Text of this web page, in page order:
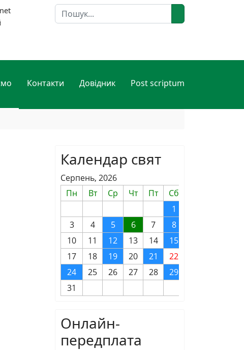
Пошук
Контакти Довідник Post scriptum
Календар свят
Серпень, 2026
Пн
Вт Ср Чт Пт Сб
1
3
4 5 6 7 8
10
11 12 13 14 15
17
18 19 20 21 22
24
25 26 27 28 29
31
Онлайн-
передплата